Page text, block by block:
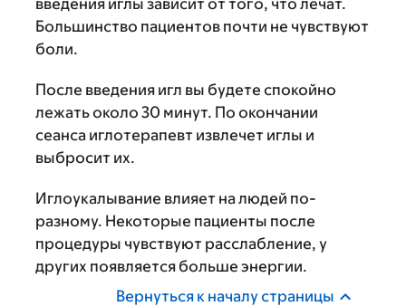
введения иглы зависит от того, что лечат.
Большинство пациентов почти не чувствуют
боли.
После введения игл вы будете спокойно
лежать около 30 минут. По окончании
сеанса иглотерапевт извлечет иглы и
выбросит их.
Иглоукалывание влияет на людей по-
разному. Некоторые пациенты после
процедуры чувствуют расслабление, у
других появляется больше энергии.
Вернуться к началу страницы